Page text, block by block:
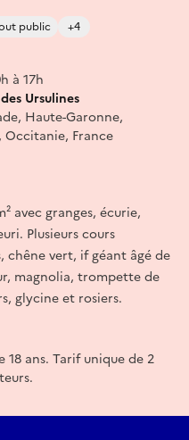
public +4
à 17h
Ursulines
Haute-Garonne,
France
avec granges, écurie,
Plusieurs cours
vert, if géant âgé de
magnolia, trompette de
glycine et rosiers.
ans. Tarif unique de 2